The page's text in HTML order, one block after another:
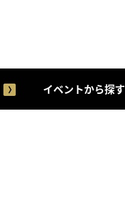
イベントから探す